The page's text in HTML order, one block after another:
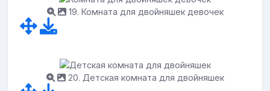
19. Комната для двойняшек девочек
20. Детская комната для двойняшек